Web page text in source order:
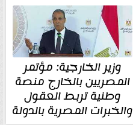
وزير الخارجية: مؤتمر
المصريين بالخارج منصة
وطنية تربط العقول
والخبرات المصرية بالدولة